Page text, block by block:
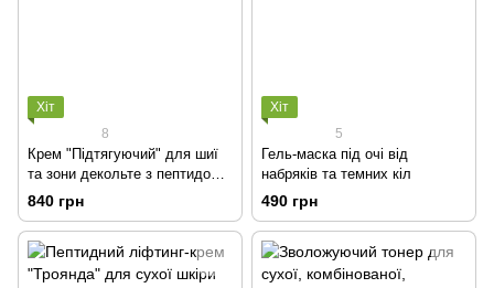
Хіт
8
Крем "Підтягуючий" для шиї
та зони декольте з пептидом
для пружності шкіри 40+
840 грн
Хіт
5
Гель-маска під очі від
набряків та темних кіл
490 грн